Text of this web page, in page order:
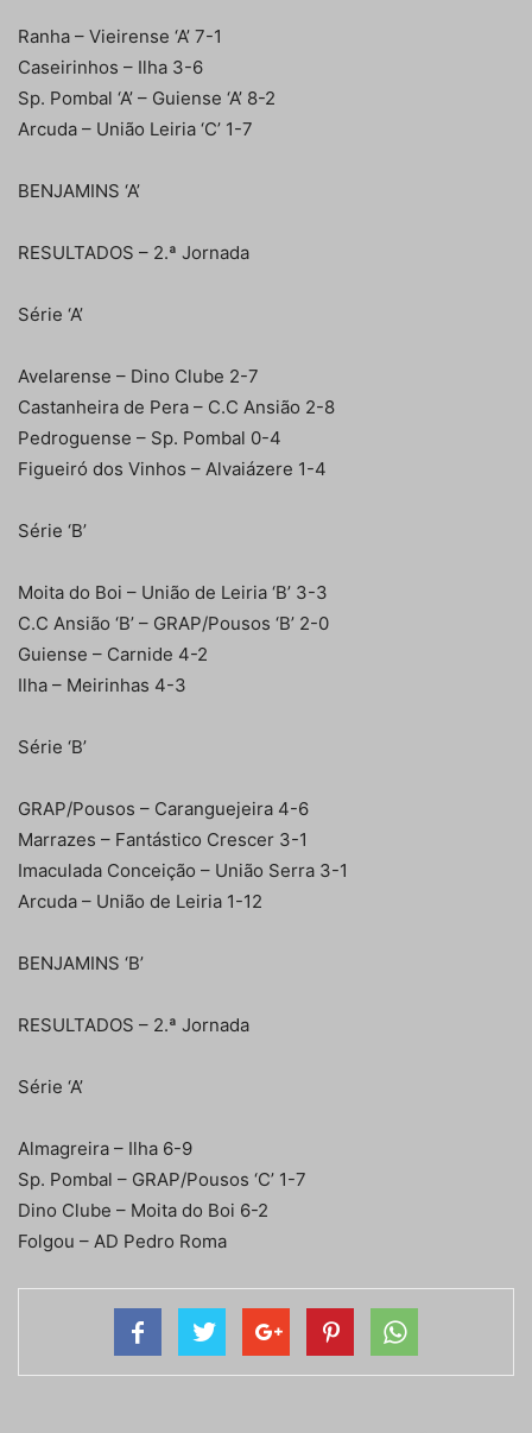
Ranha – Vieirense ‘A’ 7-1
Caseirinhos – Ilha 3-6
Sp. Pombal ‘A’ – Guiense ‘A’ 8-2
Arcuda – União Leiria ‘C’ 1-7
BENJAMINS ‘A’
RESULTADOS – 2.ª Jornada
Série ‘A’
Avelarense – Dino Clube 2-7
Castanheira de Pera – C.C Ansião 2-8
Pedroguense – Sp. Pombal 0-4
Figueiró dos Vinhos – Alvaiázere 1-4
Série ‘B’
Moita do Boi – União de Leiria ‘B’ 3-3
C.C Ansião ‘B’ – GRAP/Pousos ‘B’ 2-0
Guiense – Carnide 4-2
Ilha – Meirinhas 4-3
Série ‘B’
GRAP/Pousos – Caranguejeira 4-6
Marrazes – Fantástico Crescer 3-1
Imaculada Conceição – União Serra 3-1
Arcuda – União de Leiria 1-12
BENJAMINS ‘B’
RESULTADOS – 2.ª Jornada
Série ‘A’
Almagreira – Ilha 6-9
Sp. Pombal – GRAP/Pousos ‘C’ 1-7
Dino Clube – Moita do Boi 6-2
Folgou – AD Pedro Roma